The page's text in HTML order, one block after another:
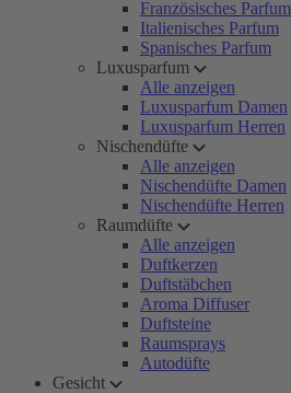
Französisches Parfum
Italienisches Parfum
Spanisches Parfum
Luxusparfum
Alle anzeigen
Luxusparfum Damen
Luxusparfum Herren
Nischendüfte
Alle anzeigen
Nischendüfte Damen
Nischendüfte Herren
Raumdüfte
Alle anzeigen
Duftkerzen
Duftstäbchen
Aroma Diffuser
Duftsteine
Raumsprays
Autodüfte
Gesicht